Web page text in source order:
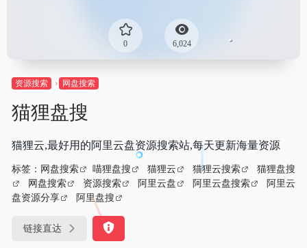
0 6,024
资源搜索 网盘搜索
猫狸盘搜
猫狸云,最好用的阿里云盘资源搜索站,每天更新海量资源
标签： 网盘搜索 喵狸盘搜 猫狸云 猫狸云搜索
猫狸盘搜
网盘搜索
资源搜索 阿里云盘 阿里云盘搜索
阿里云
盘资源分享
阿里盘搜
链接直达